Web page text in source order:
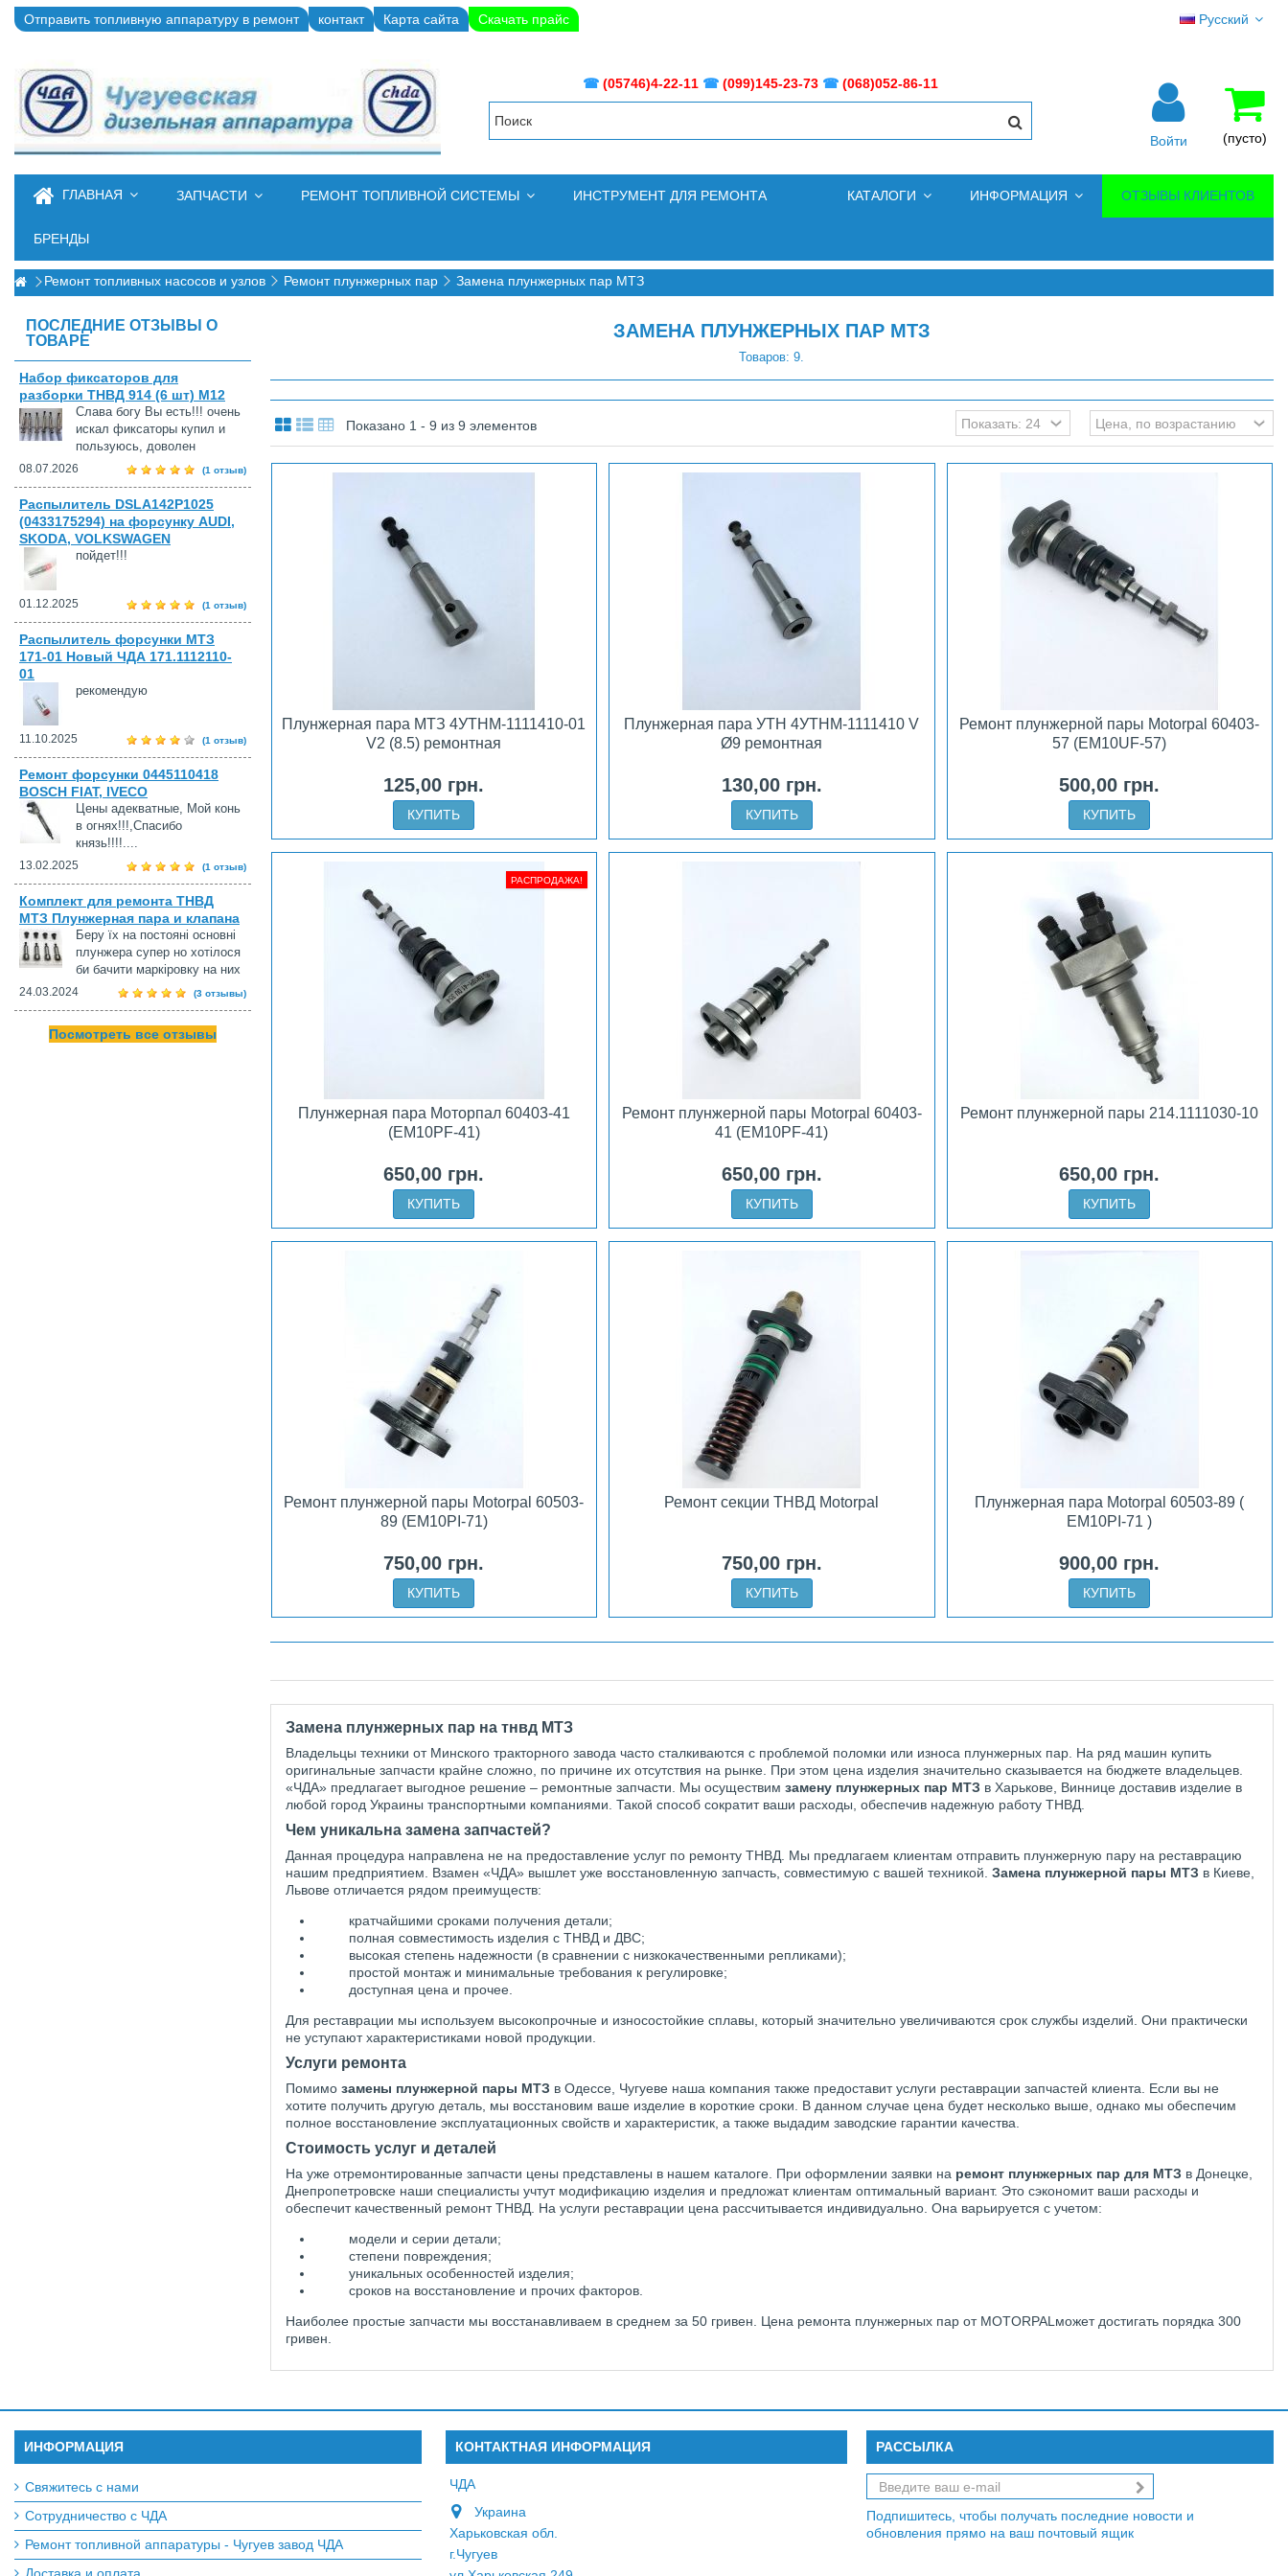
Русский
Отправить топливную аппаратуру в ремонт контакт Карта сайта Скачать прайс
☎ (05746)4-22-11 ☎ (099)145-23-73 ☎ (068)052-86-11
(пусто)
Войти
ГЛАВНАЯ ЗАПЧАСТИ РЕМОНТ ТОПЛИВНОЙ СИСТЕМЫ ИНСТРУМЕНТ ДЛЯ РЕМОНТА ОТЗЫВЫ КЛИЕНТОВ
ИНФОРМАЦИЯ
КАТАЛОГИ
БРЕНДЫ
Ремонт топливных насосов и узлов Ремонт плунжерных пар Замена плунжерных пар МТЗ
ЗАМЕНА ПЛУНЖЕРНЫХ ПАР МТЗ
Товаров: 9.
Показано 1 - 9 из 9 элементов
Плунжерная пара МТЗ 4УТНМ-1111410-01
V2 (8.5) ремонтная
125,00 грн.
КУПИТЬ
Плунжерная пара УТН 4УТНМ-1111410 V
Ø9 ремонтная
130,00 грн.
КУПИТЬ
Ремонт плунжерной пары Motorpal 60403-
57 (EM10UF-57)
500,00 грн.
КУПИТЬ
РАСПРОДАЖА!
Плунжерная пара Моторпал 60403-41
(EM10PF-41)
650,00 грн.
КУПИТЬ
Ремонт плунжерной пары Motorpal 60403-
41 (EM10PF-41)
650,00 грн.
КУПИТЬ
Ремонт плунжерной пары 214.1111030-10
650,00 грн.
КУПИТЬ
Ремонт плунжерной пары Motorpal 60503-
89 (EM10PI-71)
750,00 грн.
КУПИТЬ
Ремонт секции ТНВД Motorpal
750,00 грн.
КУПИТЬ
Плунжерная пара Motorpal 60503-89 (
EM10PI-71 )
900,00 грн.
КУПИТЬ
Замена плунжерных пар на тнвд МТЗ
Владельцы техники от Минского тракторного завода часто сталкиваются с проблемой поломки или износа плунжерных пар. На ряд машин купить
оригинальные запчасти крайне сложно, по причине их отсутствия на рынке. При этом цена изделия значительно сказывается на бюджете владельцев.
«ЧДА» предлагает выгодное решение – ремонтные запчасти. Мы осуществим замену плунжерных пар МТЗ в Харькове, Виннице доставив изделие в
любой город Украины транспортными компаниями. Такой способ сократит ваши расходы, обеспечив надежную работу ТНВД.
Чем уникальна замена запчастей?
Данная процедура направлена не на предоставление услуг по ремонту ТНВД. Мы предлагаем клиентам отправить плунжерную пару на реставрацию
нашим предприятием. Взамен «ЧДА» вышлет уже восстановленную запчасть, совместимую с вашей техникой. Замена плунжерной пары МТЗ в Киеве,
Львове отличается рядом преимуществ:
кратчайшими сроками получения детали;
полная совместимость изделия с ТНВД и ДВС;
высокая степень надежности (в сравнении с низкокачественными репликами);
простой монтаж и минимальные требования к регулировке;
доступная цена и прочее.
Для реставрации мы используем высокопрочные и износостойкие сплавы, который значительно увеличиваются срок службы изделий. Они практически
не уступают характеристиками новой продукции.
Услуги ремонта
Помимо замены плунжерной пары МТЗ в Одессе, Чугуеве наша компания также предоставит услуги реставрации запчастей клиента. Если вы не
хотите получить другую деталь, мы восстановим ваше изделие в короткие сроки. В данном случае цена будет несколько выше, однако мы обеспечим
полное восстановление эксплуатационных свойств и характеристик, а также выдадим заводские гарантии качества.
Стоимость услуг и деталей
На уже отремонтированные запчасти цены представлены в нашем каталоге. При оформлении заявки на ремонт плунжерных пар для МТЗ в Донецке,
Днепропетровске наши специалисты учтут модификацию изделия и предложат клиентам оптимальный вариант. Это сэкономит ваши расходы и
обеспечит качественный ремонт ТНВД. На услуги реставрации цена рассчитывается индивидуально. Она варьируется с учетом:
модели и серии детали;
степени повреждения;
уникальных особенностей изделия;
сроков на восстановление и прочих факторов.
Наиболее простые запчасти мы восстанавливаем в среднем за 50 гривен. Цена ремонта плунжерных пар от MOTORPAL может достигать порядка 300
гривен.
ПОСЛЕДНИЕ ОТЗЫВЫ О
ТОВАРЕ
Набор фиксаторов для
разборки ТНВД 914 (6 шт) М12
Слава богу Вы есть!!! очень
искал фиксаторы купил и
пользуюсь, доволен
08.07.2026 (1 отзыв)
Распылитель DSLA142P1025
(0433175294) на форсунку AUDI,
SKODA, VOLKSWAGEN
пойдет!!!
01.12.2025 (1 отзыв)
Распылитель форсунки МТЗ
171-01 Новый ЧДА 171.1112110-
01
рекомендую
11.10.2025 (1 отзыв)
Ремонт форсунки 0445110418
BOSCH FIAT, IVECO
Цены адекватные, Мой конь
в огнях!!!,Спасибо
князь!!!!....
13.02.2025 (1 отзыв)
Комплект для ремонта ТНВД
МТЗ Плунжерная пара и клапана
Беру їх на постояні основні
плунжера супер но хотілося
би бачити маркіровку на них
24.03.2024 (3 отзывы)
Посмотреть все отзывы
ИНФОРМАЦИЯ
Свяжитесь с нами
Сотрудничество с ЧДА
Ремонт топливной аппаратуры - Чугуев завод ЧДА
КОНТАКТНАЯ ИНФОРМАЦИЯ
ЧДА
Украина
Харьковская обл.
г.Чугуев
РАССЫЛКА
Подпишитесь, чтобы получать последние новости и
обновления прямо на ваш почтовый ящик